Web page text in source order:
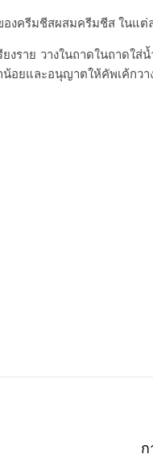
งครีมชีสผสมครีมชีส ในแต่
งราย วางในถาดในถาดใ
อยและอนุญาตให้คัพเค้กวา